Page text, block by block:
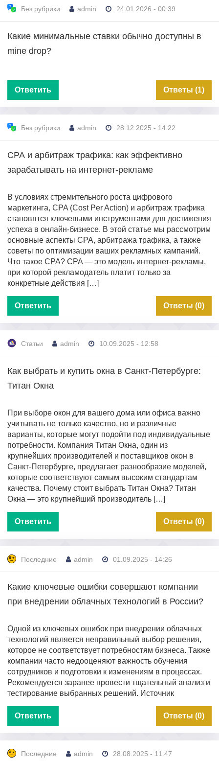
Без рубрики admin 24.01.2026 - 00:39
Какие минимальные ставки обычно доступны в
mine drop?
Ответить Ответы (1)
Без рубрики admin 28.12.2025 - 14:22
СРА и арбитраж трафика: как эффективно
зарабатывать на интернет-рекламе
В условиях стремительного роста цифрового
маркетинга, CPA (Cost Per Action) и арбитраж трафика
становятся ключевыми инструментами для достижения
успеха в онлайн-бизнесе. В этой статье мы рассмотрим
основные аспекты CPA, арбитража трафика, а также
советы по оптимизации ваших рекламных кампаний.
Что такое CPA? CPA — это модель интернет-рекламы,
при которой рекламодатель платит только за
конкретные действия […]
Ответить Ответы (0)
Статьи admin 10.09.2025 - 12:58
Как выбрать и купить окна в Санкт-Петербурге:
Титан Окна
При выборе окон для вашего дома или офиса важно
учитывать не только качество, но и различные
варианты, которые могут подойти под индивидуальные
потребности. Компания Титан Окна, один из
крупнейших производителей и поставщиков окон в
Санкт-Петербурге, предлагает разнообразие моделей,
которые соответствуют самым высоким стандартам
качества. Почему стоит выбрать Титан Окна? Титан
Окна — это крупнейший производитель […]
Ответить Ответы (0)
Последние admin 01.09.2025 - 14:26
Какие ключевые ошибки совершают компании
при внедрении облачных технологий в России?
Одной из ключевых ошибок при внедрении облачных
технологий является неправильный выбор решения,
которое не соответствует потребностям бизнеса. Также
компании часто недооценяют важность обучения
сотрудников и подготовки к изменениям в процессах.
Рекомендуется заранее провести тщательный анализ и
тестирование выбранных решений. Источник
Ответить Ответы (0)
Последние admin 28.08.2025 - 11:47